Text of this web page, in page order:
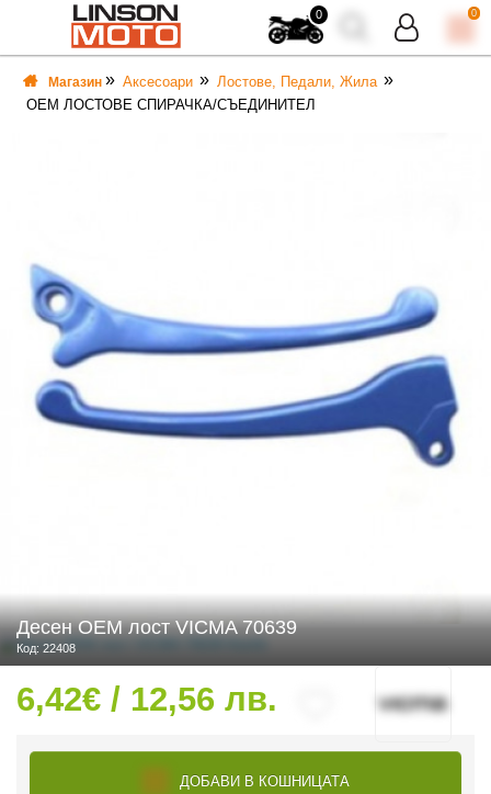
0 0
Магазин Аксесоари
Лостове, Педали, Жила
OEM ЛОСТОВЕ СПИРАЧКА/СЪЕДИНИТЕЛ
Десен OEM лост VICMA 70639
Код: 22408
6,42€ / 12,56 лв.
ДОБАВИ В КОШНИЦАТА